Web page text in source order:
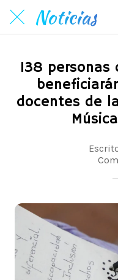
Noticias
138
docentes de